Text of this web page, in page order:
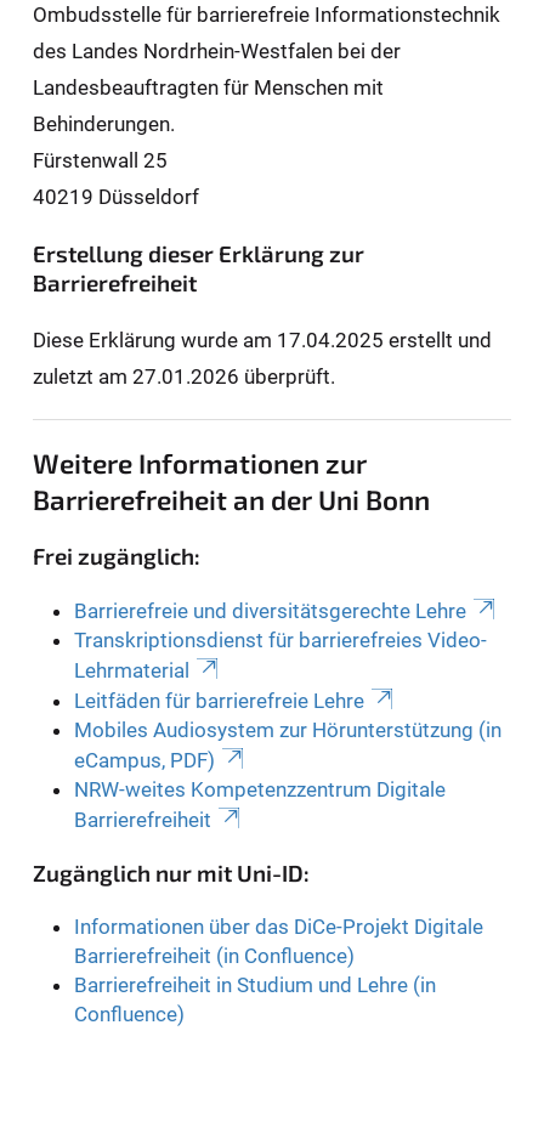
Ombudsstelle für barrierefreie Informationstechnik
des Landes Nordrhein-Westfalen bei der
Landesbeauftragten für Men­schen mit
Behinderungen.
Fürstenwall 25
40219 Düsseldorf
Erstellung dieser Erklärung zur
Barrierefreiheit
Diese Erklärung wurde am 17.04.2025 erstellt und
zuletzt am 27.01.2026 überprüft.
Weitere Informationen zur
Barrierefreiheit an der Uni Bonn
Frei zugänglich:
Barrierefreie und diversitätsgerechte Lehre
Transkriptionsdienst für barrierefreies Video-
Lehrmaterial
Leitfäden für barrierefreie Lehre
Mobiles Audiosystem zur Hörunterstützung (in
eCampus, PDF)
NRW-weites Kompetenzzentrum Digitale
Barrierefreiheit
Zugänglich nur mit Uni-ID:
Informationen über das DiCe-Projekt Digitale
Barrierefreiheit (in Confluence)
Barrierefreiheit in Studium und Lehre (in
Confluence)